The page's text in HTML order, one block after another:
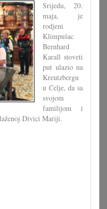
Srijedu, 20.
maja, je
rodjeni
Klimpušac
Bernhard
Karall stoveti
put ulazio na
Kreutzbergu
u Celje, da sa
svojom
familijom i
Divici Mariji.